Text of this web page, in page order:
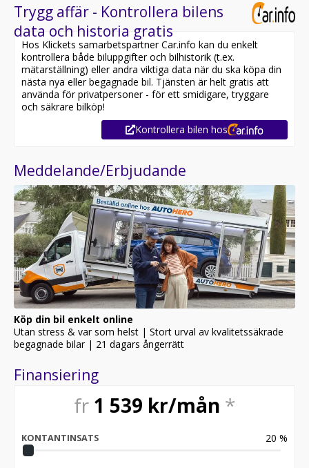
- Android Auto
- Apple CarPlay
- MirrorLink
- Startknapp
- Klimatanläggning
- Fällbara baksäten
- Delbart baksäte
- Multifunktionsratt
- USB-Uttag
- AUX-ingång
- Radio
- Bluetooth
- Handsfree system
- Touchskärm
- Färddator
- 12V-uttag
- Elektriskt uppvärmda sidospeglar
- Dimljus
- Strålkastarspolning
- Antispinn
- ABS
- Startspärr
- Däcktryckssystem
- ISOFIX fästen
- Airbag (Passagerare)
- Sidoairbag
- Servostyrning
Trygg affär - Kontrollera bilens
data och historia gratis
Hos Klickets samarbetspartner Car.info kan du enkelt
kontrollera både biluppgifter och bilhistorik (t.ex.
mätarställning) eller andra viktiga data när du ska köpa din
nästa nya eller begagnade bil. Tjänsten är helt gratis att
använda för privatpersoner - för ett smidigare, tryggare
och säkrare bilköp!
Kontrollera bilen hos
Meddelande/Erbjudande
Köp din bil enkelt online
Utan stress & var som helst | Stort urval av kvalitetssäkrade
begagnade bilar | 21 dagars ångerrätt
Finansiering
fr 1 539 kr/mån *
KONTANTINSATS 20 %